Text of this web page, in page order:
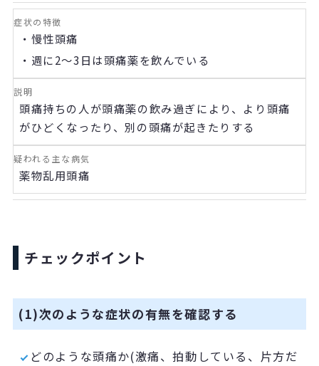
・慢性頭痛
・週に2～3 日は頭痛薬を飲んでいる
頭痛持ちの人が頭痛薬の飲み過ぎにより、より頭痛
がひどくなったり、別の頭痛が起きたりする
薬物乱用頭痛
チェックポイント
(1)次のような症状の有無を確認する
どのような頭痛か(激痛、拍動している、片方だ